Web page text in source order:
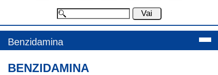
Benzidamina
BENZIDAMINA